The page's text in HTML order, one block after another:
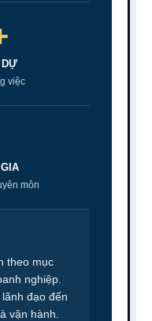
DỰ
việc
môn
theo mục
nghiệp.
đạo đến
vận hành.